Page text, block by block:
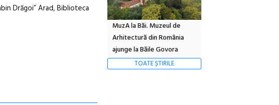
Drăgoi” Arad, Biblioteca
MuzA la Băi. Muzeul de
Arhitectură din România
ajunge la Băile Govora
TOATE ȘTIRILE